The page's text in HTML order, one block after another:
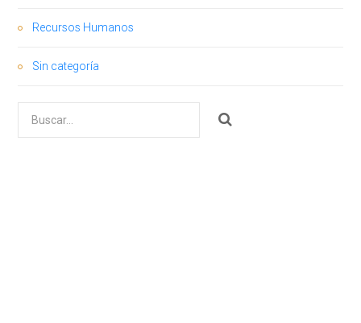
Recursos Humanos
Sin categoría
por: